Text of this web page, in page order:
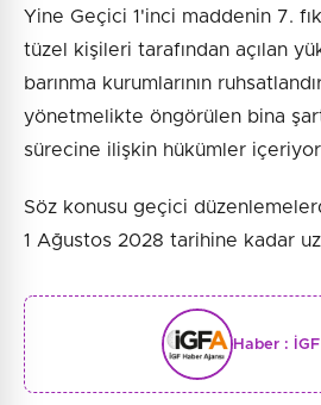
Yine Geçici 1'inci maddenin 7.
tüzel kişileri tarafından açılan
barınma kurumlarının
yönetmelikte öngörülen bina
sürecine ilişkin hükümler
Söz konusu geçici
1 Ağustos 2028 tarihine kadar
Haber :